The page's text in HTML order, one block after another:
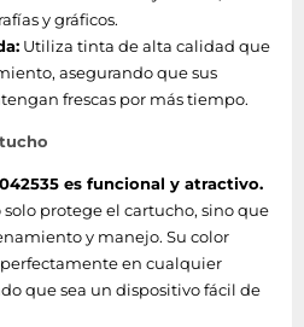
XP-810 - Expression
Premium XP-720 - Expression
XP-710 - Expression
Premium XP-645 - Expression
XP-640 - Expression
XP-635 - Expression
XP-625 - Expression
XP-620 - Expression
XP-615 - Expression
Premium XP-610 - Expression
XP-6005 - Expression
y gráficos.
Utiliza tinta de alta calidad que
asegurando que sus
frescas por más tiempo.
es funcional y atractivo.
protege el cartucho, sino que
y manejo. Su color
en cualquier
que sea un dispositivo fácil de